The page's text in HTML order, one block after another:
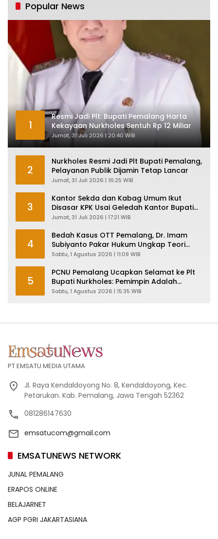
Popular News
1
Resmi Jadi Plt. Bupati Pemalang Harta
Kekayaan Nurkholes Sentuh Rp 12 Miliar
Jumat, 31 Juli 2026 | 20:40 WIB
2
Nurkholes Resmi Jadi Plt Bupati Pemalang,
Pelayanan Publik Dijamin Tetap Lancar
Jumat, 31 Juli 2026 | 16:25 WIB
3
Kantor Sekda dan Kabag Umum Ikut
Disasar KPK Usai Geledah Kantor Bupati
Pemalang
Jumat, 31 Juli 2026 | 17:21 WIB
4
Bedah Kasus OTT Pemalang, Dr. Imam
Subiyanto Pakar Hukum Ungkap Teori
Penyertaan KPK
Sabtu, 1 Agustus 2026 | 11:09 WIB
5
PCNU Pemalang Ucapkan Selamat ke Plt
Bupati Nurkholes: Pemimpin Adalah
Pelayan Rakyat!
Sabtu, 1 Agustus 2026 | 15:35 WIB
PT EMSATU MEDIA UTAMA
Jl. Raya Kendaldoyong No. 8, Kendaldoyong, Kec.
Petarukan. Kab. Pemalang, Jawa Tengah 52362
081286147630
emsatucom@gmail.com
EMSATUNEWS NETWORK
JUNAL PEMALANG
ERAPOS ONLINE
BELAJARNET
AGP PGRI JAKARTASIANA